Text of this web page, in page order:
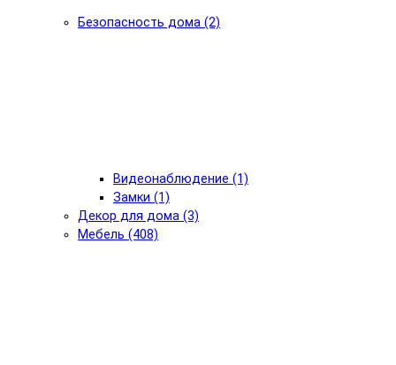
Безопасность дома (2)
Видеонаблюдение (1)
Замки (1)
Декор для дома (3)
Мебель (408)